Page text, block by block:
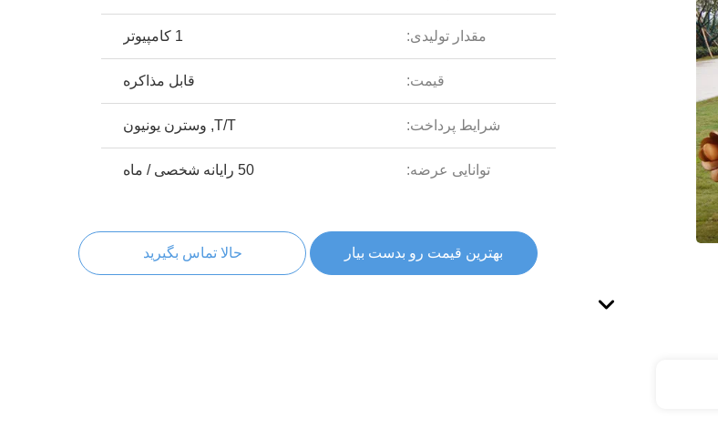
مقدار تولیدی: 1 کامپیوتر
قیمت: قابل مذاکره
شرایط پرداخت: T/T, وسترن یونیون
توانایی عرضه: 50 رایانه شخصی / ماه
بهترین قیمت رو بدست بیار حالا تماس بگیرید